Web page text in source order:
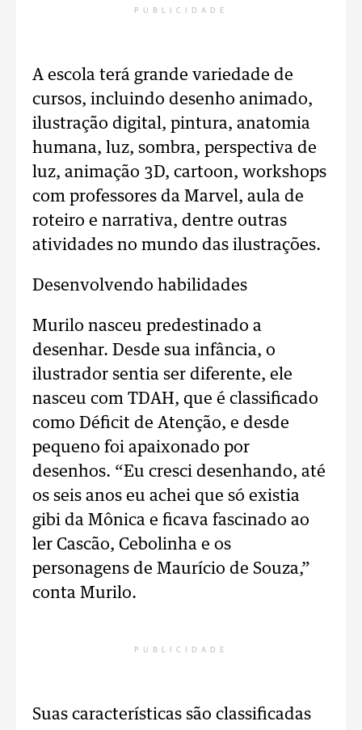
PUBLICIDADE
A escola terá grande variedade de
cursos, incluindo desenho animado,
ilustração digital, pintura, anatomia
humana, luz, sombra, perspectiva de
luz, animação 3D, cartoon, workshops
com professores da Marvel, aula de
roteiro e narrativa, dentre outras
atividades no mundo das ilustrações.
Desenvolvendo habilidades
Murilo nasceu predestinado a
desenhar. Desde sua infância, o
ilustrador sentia ser diferente, ele
nasceu com TDAH, que é classificado
como Déficit de Atenção, e desde
pequeno foi apaixonado por
desenhos. “Eu cresci desenhando, até
os seis anos eu achei que só existia
gibi da Mônica e ficava fascinado ao
ler Cascão, Cebolinha e os
personagens de Maurício de Souza,”
conta Murilo.
PUBLICIDADE
Suas características são classificadas